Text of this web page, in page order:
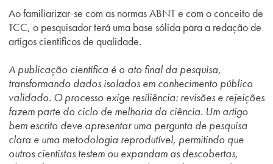
Ao familiarizar-se com as normas ABNT e com o conceito de
TCC, o pesquisador terá uma base sólida para a redação de
artigos científicos de qualidade.
A publicação científica é o ato final da pesquisa,
transformando dados isolados em conhecimento público
validado. O processo exige resiliência: revisões e rejeições
fazem parte do ciclo de melhoria da ciência. Um artigo
bem escrito deve apresentar uma pergunta de pesquisa
clara e uma metodologia reprodutível, permitindo que
outros cientistas testem ou expandam as descobertas,